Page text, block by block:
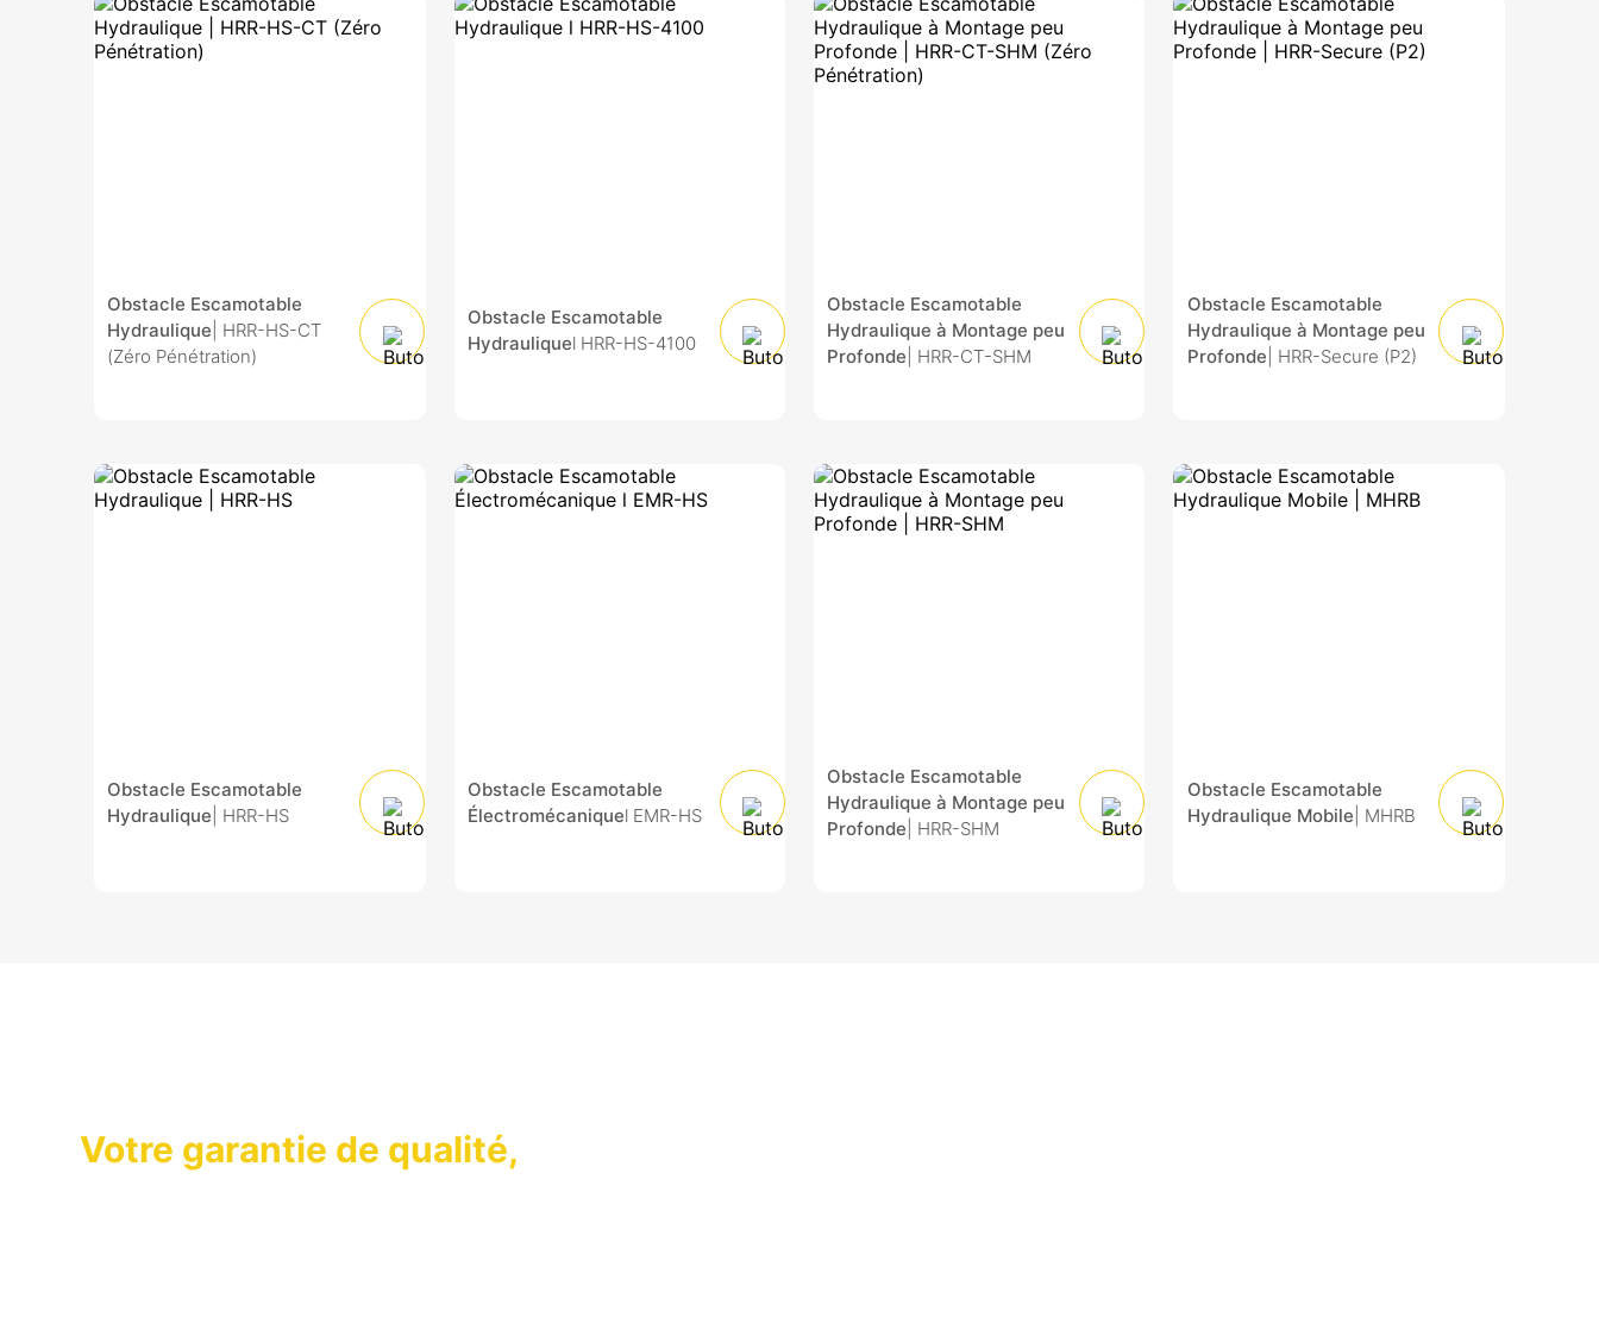
Obstacle Escamotable
Hydraulique | HRR-HS-CT
(Zéro Pénétration)
Obstacle Escamotable
Hydrauliquel HRR-HS-4100
Obstacle Escamotable
Hydraulique à Montage peu
Profonde | HRR-CT-SHM
Obstacle Escamotable
Hydraulique à Montage peu
Profonde | HRR-Secure (P2)
Obstacle Escamotable
Hydraulique | HRR-HS
Obstacle Escamotable
Électromécaniquel EMR-HS
Obstacle Escamotable
Hydraulique à Montage peu
Profonde | HRR-SHM
Obstacle Escamotable
Hydraulique Mobile | MHRB
Votre garantie de qualité,